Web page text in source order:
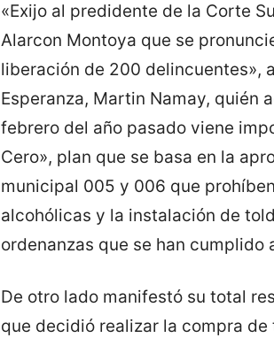
«Exijo al predidente de la Corte
Alarcon Montoya que se
liberación de 200 delincuentes»,
Esperanza, Martin Namay, quién
febrero del año pasado viene
Cero», plan que se basa en la
municipal 005 y 006 que
alcohólicas y la instalación de
ordenanzas que se han
De otro lado manifestó su total
que decidió realizar la compra